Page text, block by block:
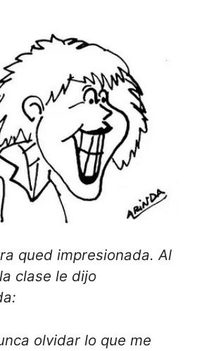
qued impresionada. Al
clase le dijo
olvidar lo que me